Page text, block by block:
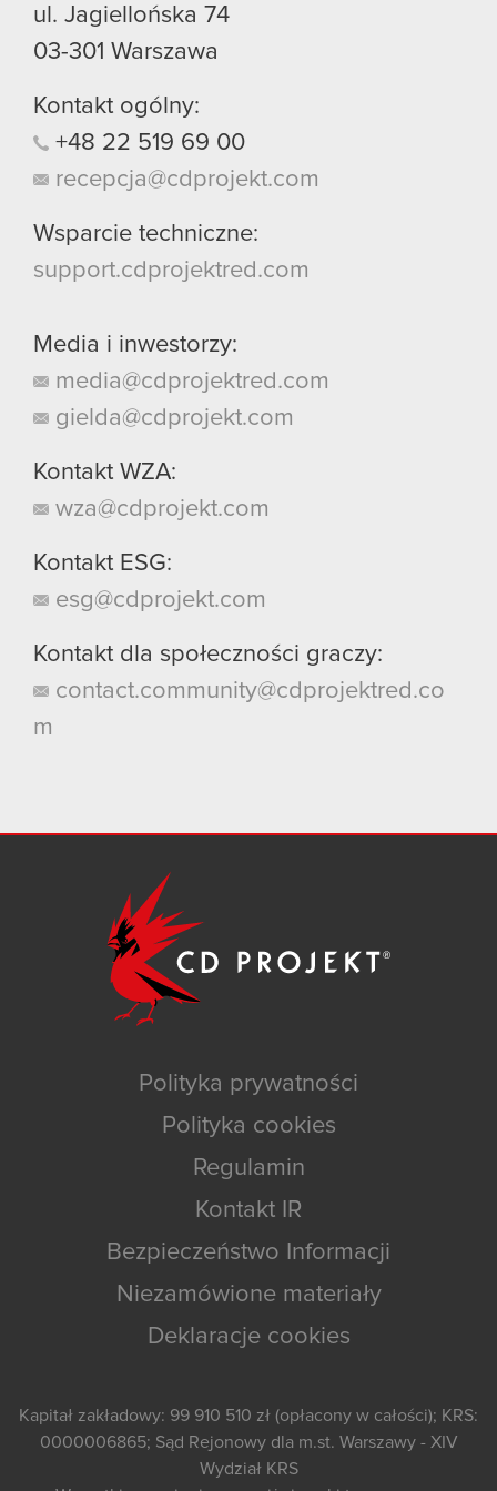
ul. Jagiellońska 74
03-301 Warszawa
Kontakt ogólny:
+48 22 519 69 00
recepcja@cdprojekt.com
Wsparcie techniczne:
support.cdprojektred.com
Media i inwestorzy:
media@cdprojektred.com
gielda@cdprojekt.com
Kontakt WZA:
wza@cdprojekt.com
Kontakt ESG:
esg@cdprojekt.com
Kontakt dla społeczności graczy:
contact.community@cdprojektred.co
m
Polityka prywatności
Polityka cookies
Regulamin
Kontakt IR
Bezpieczeństwo Informacji
Niezamówione materiały
Deklaracje cookies
Kapitał zakładowy: 99 910 510 zł (opłacony w całości); KRS:
0000006865; Sąd Rejonowy dla m.st. Warszawy - XIV
Wydział KRS